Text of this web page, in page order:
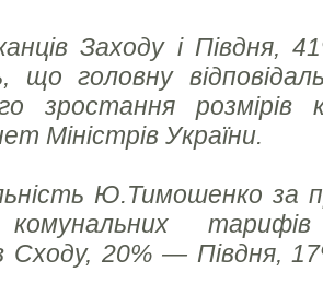
Заходу і Півдня,
що головну
зростання розмірів
Міністрів України.
Ю.Тимошенко за
комунальних
Сходу, 20% — Півдня,